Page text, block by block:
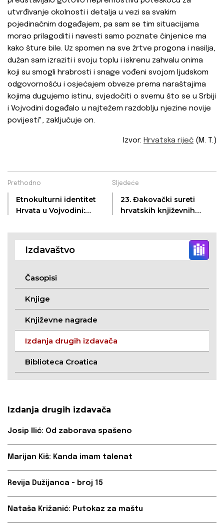
utvrđivanje okolnosti i detalja u vezi sa svakim
pojedinačnim događajem, pa sam se tim situacijama
morao prilagoditi i navesti samo poznate činjenice ma
kako šture bile. Uz spomen na sve žrtve progona i nasilja,
dužan sam izraziti i svoju toplu i iskrenu zahvalu onima
koji su smogli hrabrosti i snage vođeni svojom ljudskom
odgovornošću i osjećajem obveze prema naraštajima
kojima dugujemo istinu, svjedočiti o svemu što se u Srbiji
i Vojvodini događalo u najtežem razdoblju njezine novije
povijesti", zaključuje on.
Izvor: Hrvatska riječ (M. T.)
Prethodno
Etnokulturni identitet
Hrvata u Vojvodini:
procesi – zbornik
Sljedeće
23. Đakovački sureti
hrvatskih književnih
Izdavaštvo
Časopisi
Knjige
Književne nagrade
Izdanja drugih izdavača
Biblioteca Croatica
Izdanja drugih izdavača
Josip Ilić: Od zaborava spašeno
Marijan Kiš: Kanda imam talenat
Revija Dužijanca - broj 15
Nataša Križanić: Putokaz za maštu